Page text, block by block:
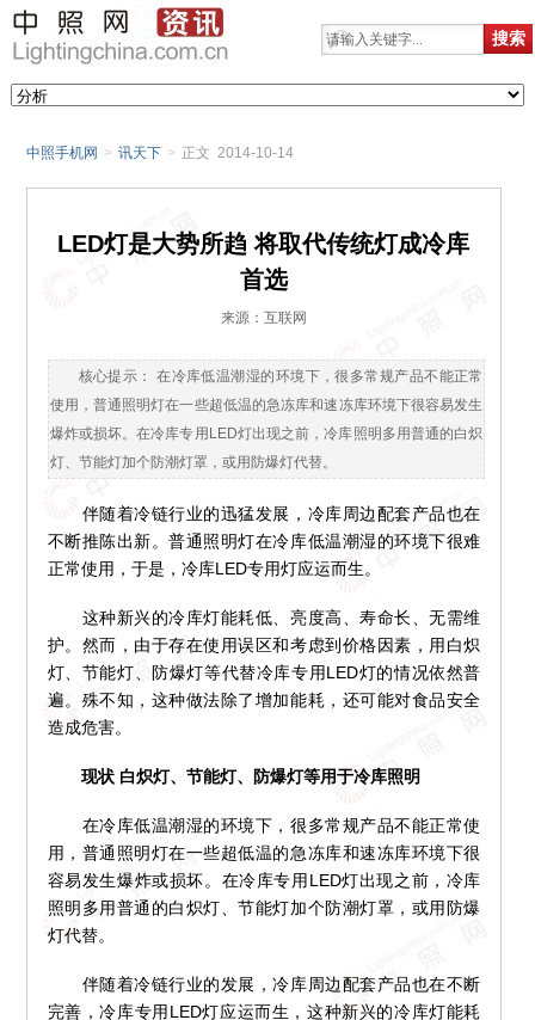
中照手机网 > 讯天下 > 正文 2014-10-14
LED灯是大势所趋 将取代传统灯成冷库
首选
来源：互联网
核心提示： 在冷库低温潮湿的环境下，很多常规产品不能正常
使用，普通照明灯在一些超低温的急冻库和速冻库环境下很容易发生
爆炸或损坏。在冷库专用LED灯出现之前，冷库照明多用普通的白炽
灯、节能灯加个防潮灯罩，或用防爆灯代替。
伴随着冷链行业的迅猛发展，冷库周边配套产品也在
不断推陈出新。普通照明灯在冷库低温潮湿的环境下很难
正常使用，于是，冷库LED专用灯应运而生。
这种新兴的冷库灯能耗低、亮度高、寿命长、无需维
护。然而，由于存在使用误区和考虑到价格因素，用白炽
灯、节能灯、防爆灯等代替冷库专用LED灯的情况依然普
遍。殊不知，这种做法除了增加能耗，还可能对食品安全
造成危害。
现状 白炽灯、节能灯、防爆灯等用于冷库照明
在冷库低温潮湿的环境下，很多常规产品不能正常使
用，普通照明灯在一些超低温的急冻库和速冻库环境下很
容易发生爆炸或损坏。在冷库专用LED灯出现之前，冷库
照明多用普通的白炽灯、节能灯加个防潮灯罩，或用防爆
灯代替。
伴随着冷链行业的发展，冷库周边配套产品也在不断
完善，冷库专用LED灯应运而生，这种新兴的冷库灯能耗